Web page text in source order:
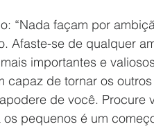
“Nada façam por
Afaste-se de qualquer
importantes e
capaz de tornar os
de você. Procure
pequenos é um